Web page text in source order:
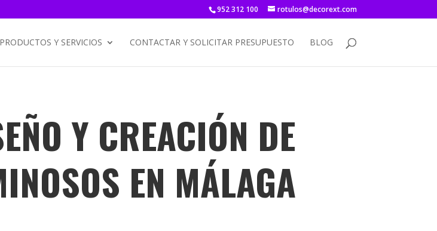
952 312 100 rotulos@decorext.com
PRODUCTOS Y SERVICIOS CONTACTAR Y SOLICITAR PRESUPUESTO BLOG
Y CREACIÓN DE
EN MÁLAGA